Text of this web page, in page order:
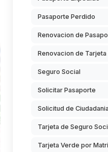
Pasaporte Perdido
Renovacion de
Renovacion de Tarjeta
Seguro Social
Solicitar Pasaporte
Solicitud de Ciudadania
Tarjeta de Seguro
Tarjeta Verde por